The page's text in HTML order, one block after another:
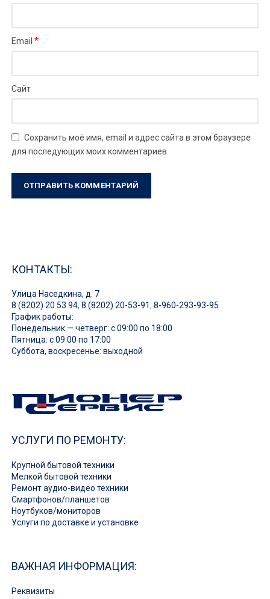
Email*
Сайт
Сохранить моё имя, email и адрес сайта в этом браузере
для последующих моих комментариев.
КОНТАКТЫ:
Улица Наседкина, д. 7
8 (8202) 20 53 94,8 (8202) 20-53-91,8-960-293-93-95
График работы:
Понедельник — четверг: с 09:00 по 18:00
Пятница: с 09:00 по 17:00
Суббота, воскресенье: выходной
УСЛУГИ ПО РЕМОНТУ:
Крупной бытовой техники
Мелкой бытовой техники
Ремонт аудио-видео техники
Смартфонов/планшетов
Ноутбуков/мониторов
Услуги по доставке и установке
ВАЖНАЯ ИНФОРМАЦИЯ:
Реквизиты